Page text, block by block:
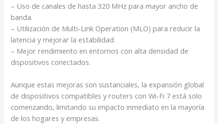
– Uso de canales de hasta 320 MHz para mayor ancho de
banda.
– Utilización de Multi-Link Operation (MLO) para reducir la
latencia y mejorar la estabilidad.
– Mejor rendimiento en entornos con alta densidad de
dispositivos conectados.
Aunque estas mejoras son sustanciales, la expansión global
de dispositivos compatibles y routers con Wi-Fi 7 está solo
comenzando, limitando su impacto inmediato en la mayoría
de los hogares y empresas.